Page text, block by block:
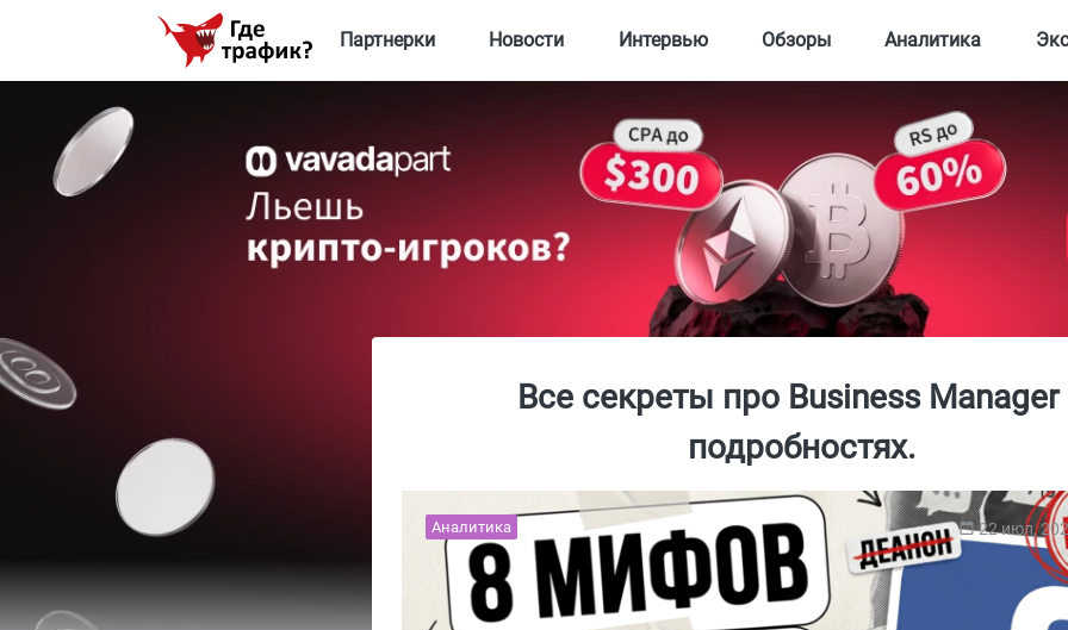
Партнерки Новости Интервью Обзоры Аналитика
Все секреты про Business Manager
подробностях.
Аналитика 22 июл,